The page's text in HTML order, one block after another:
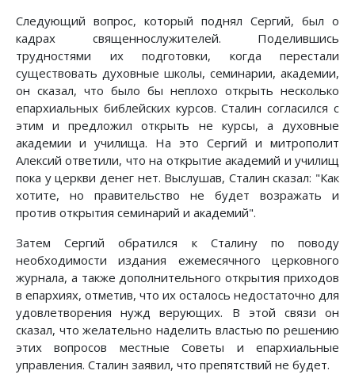
Следующий вопрос, который поднял Сергий, был о
кадрах священнослужителей. Поделившись
трудностями их подготовки, когда перестали
существовать духовные школы, семинарии, академии,
он сказал, что было бы неплохо открыть несколько
епархиальных библейских курсов. Сталин согласился с
этим и предложил открыть не курсы, а духовные
академии и училища. На это Сергий и митрополит
Алексий ответили, что на открытие академий и училищ
пока у церкви денег нет. Выслушав, Сталин сказал: "Как
хотите, но правительство не будет возражать и
против открытия семинарий и академий".
Затем Сергий обратился к Сталину по поводу
необходимости издания ежемесячного церковного
журнала, а также дополнительного открытия приходов
в епархиях, отметив, что их осталось недостаточно для
удовлетворения нужд верующих. В этой связи он
сказал, что желательно наделить властью по решению
этих вопросов местные Советы и епархиальные
управления. Сталин заявил, что препятствий не будет.